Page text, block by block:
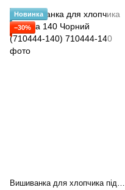
Новинка
−30%
Вишиванка для хлопчика підлітка 140 Чорний (710444-140)